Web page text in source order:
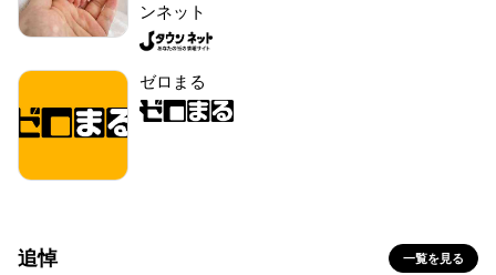
ンネット
ゼロまる
追悼 一覧を見る